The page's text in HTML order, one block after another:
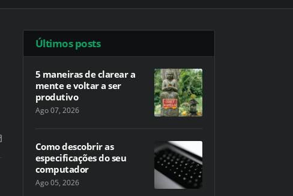
Últimos posts
5 maneiras de clarear a
mente e voltar a ser
produtivo
Ago 07, 2026
Como descobrir as
especificações do seu
computador
Ago 05, 2026